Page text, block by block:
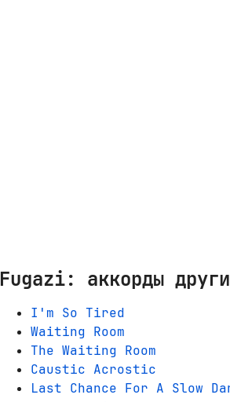
Fugazi: аккорды
I'm So Tired
Waiting Room
The Waiting Room
Caustic Acrostic
Last Chance For A Slow